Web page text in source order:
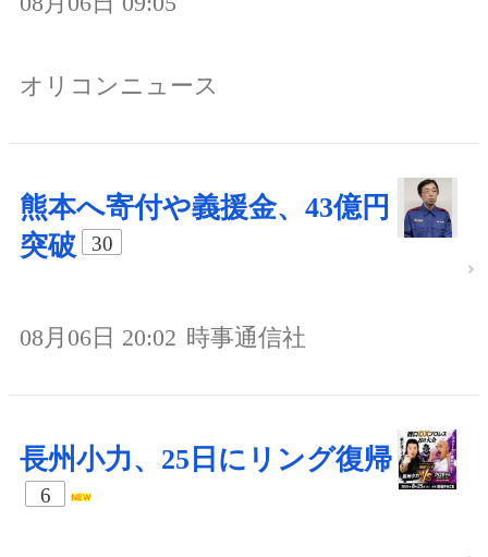
オリコンニュース
熊本へ寄付や義援金、43億円
突破
30
08月06日 20:02 時事通信社
長州小力、25日にリング復帰
6